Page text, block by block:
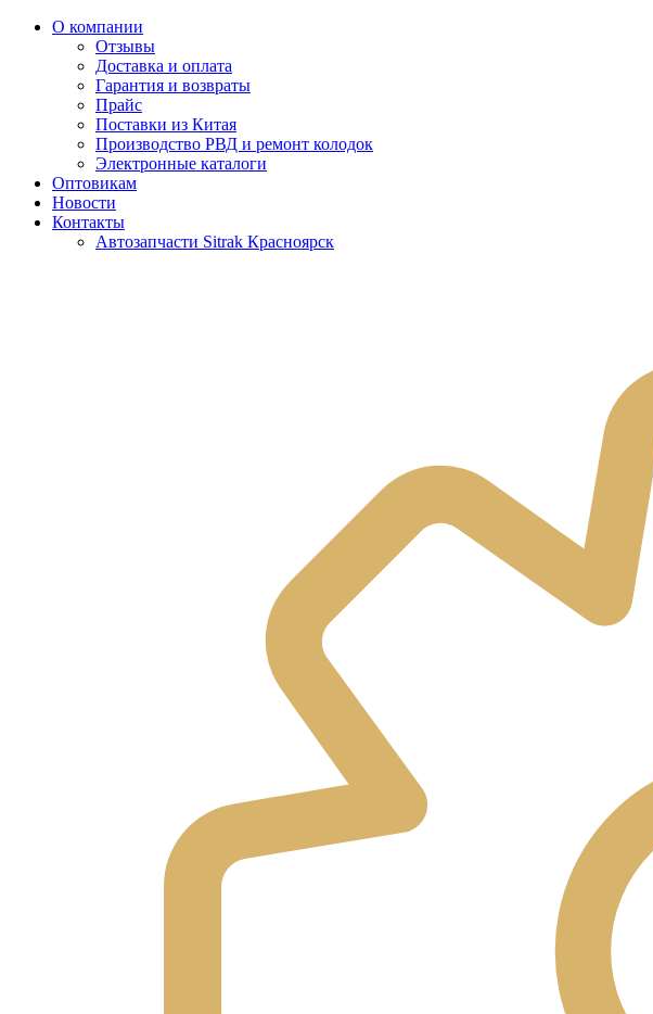
О компании
Отзывы
Доставка и оплата
Гарантия и возвраты
Прайс
Поставки из Китая
Производство РВД и ремонт колодок
Электронные каталоги
Оптовикам
Новости
Контакты
Автозапчасти Sitrak Красноярск